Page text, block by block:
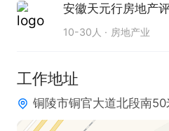
条件优秀可放宽各类条件。
10-30人 房地产业
工作地址
铜陵市铜官大道北段南50